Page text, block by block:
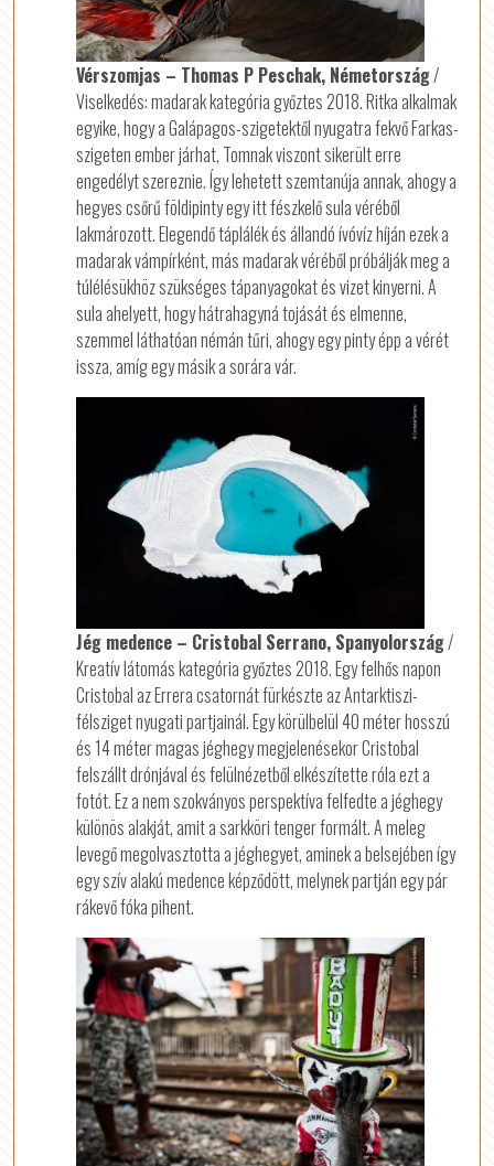
Vérszomjas – Thomas P Peschak, Németország/
Viselkedés: madarak kategória győztes 2018. Ritka alkalmak
egyike, hogy a Galápagos-szigetektől nyugatra fekvő Farkas-
szigeten ember járhat, Tomnak viszont sikerült erre
engedélyt szereznie. Így lehetett szemtanúja annak, ahogy a
hegyes csőrű földipinty egy itt fészkelő sula véréből
lakmározott. Elegendő táplálék és állandó ívóvíz híján ezek a
madarak vámpírként, más madarak véréből próbálják meg a
túlélésükhöz szükséges tápanyagokat és vizet kinyerni. A
sula ahelyett, hogy hátrahagyná tojását és elmenne,
szemmel láthatóan némán tűri, ahogy egy pinty épp a vérét
issza, amíg egy másik a sorára vár.
Jég medence – Cristobal Serrano, Spanyolország/
Kreatív látomás kategória győztes 2018. Egy felhős napon
Cristobal az Errera csatornát fürkészte az Antarktiszi-
félsziget nyugati partjainál. Egy körülbelül 40 méter hosszú
és 14 méter magas jéghegy megjelenésekor Cristobal
felszállt drónjával és felülnézetből elkészítette róla ezt a
fotót. Ez a nem szokványos perspektíva felfedte a jéghegy
különös alakját, amit a sarkköri tenger formált. A meleg
levegő megolvasztotta a jéghegyet, aminek a belsejében így
egy szív alakú medence képződött, melynek partján egy pár
rákevő fóka pihent.